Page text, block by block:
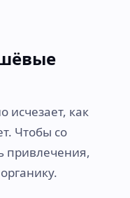
исчезает, как
Чтобы со
привлечения,